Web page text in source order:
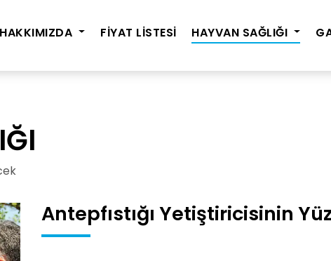
HAKKIMIZDA FİYAT LİSTESİ HAYVAN SAĞLIĞI
Antepfıstığı Yetiştiricisinin